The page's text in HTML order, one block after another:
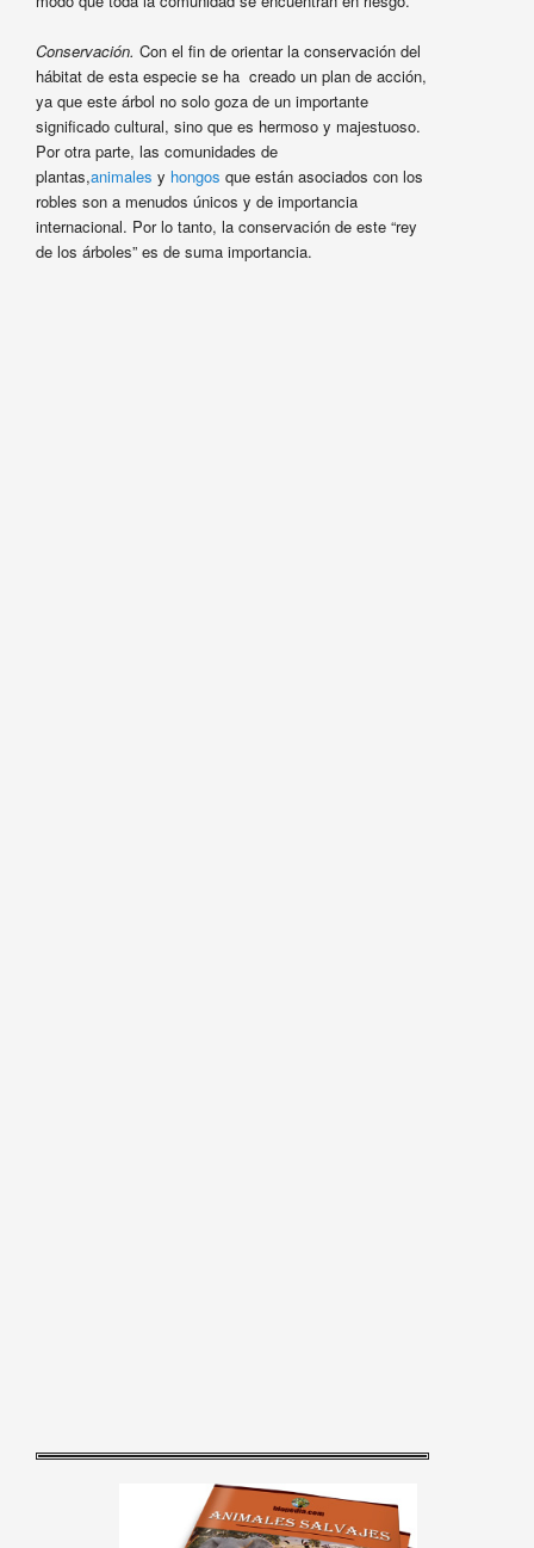
Conservación. Con el fin de orientar la conservación del
hábitat de esta especie se ha creado un plan de acción,
ya que este árbol no solo goza de un importante
significado cultural, sino que es hermoso y majestuoso.
Por otra parte, las comunidades de
plantas,animales y hongos que están asociados con los
robles son a menudos únicos y de importancia
internacional. Por lo tanto, la conservación de este “rey
de los árboles” es de suma importancia.